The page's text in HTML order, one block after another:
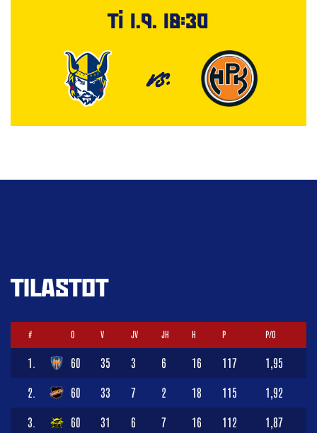
Ti 1.9. 18:30
VS.
TILASTOT
# O V JV JH H P P/O
1. 60 35 3 6 16 117 1,95
2. 60 33 7 2 18 115 1,92
3. 60 31 6 7 16 112 1,87